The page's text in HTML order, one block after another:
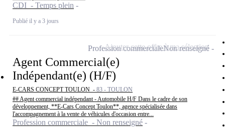
CDI - Temps plein
Publié il y a 3 jours
Agent Commercial(e)
Indépendant(e) (H/F)
E-CARS CONCEPT TOULON - 83 - TOULON
## Agent commercial indépendant - Automobile H/F Dans le cadre de son
développement, **E-Cars Concept Toulon**, agence spécialisée dans
l'accompagnement à la vente de véhicules d'occasion entre...
Profession commerciale - Non renseigné
Profession commercialeNon renseigné
Ajouter cette offre à ma sélection